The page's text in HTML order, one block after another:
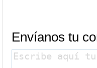
Envíanos tu